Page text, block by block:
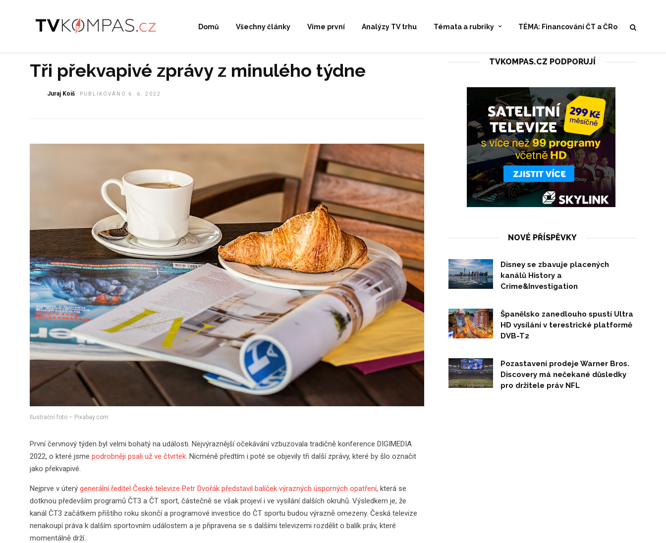
Domů Všechny články Víme první Analýzy TV trhu Témata a rubriky TÉMA: Financování ČT a ČRo
Tři překvapivé zprávy z minulého týdne
Juraj Koiš PUBLIKOVÁNO 6. 6. 2022
Ilustrační foto – Pixabay.com
První červnový týden byl velmi bohatý na události. Nejvýraznější očekávání vzbuzovala tradičně konference DIGIMEDIA
2022, o které jsme podrobněji psali už ve čtvrtek. Nicméně předtím i poté se objevily tři další zprávy, které by šlo označit
jako překvapivé.
Nejprve v úterý generální ředitel České televize Petr Dvořák představil balíček výrazných úsporných opatření, která se
dotknou především programů ČT3 a ČT sport, částečně se však projeví i ve vysílání dalších okruhů. Výsledkem je, že
kanál ČT3 začátkem příštího roku skončí a programové investice do ČT sportu budou výrazně omezeny. Česká televize
nenakoupí práva k dalším sportovním událostem a je připravena se s dalšími televizemi rozdělit o balík práv, které
momentálně drží.
TVKOMPAS.CZ PODPORUJÍ
NOVÉ PŘÍSPĚVKY
Disney se zbavuje placených
kanálů History a
Crime&Investigation
Španělsko zanedlouho spustí Ultra
HD vysílání v terestrické platformě
DVB-T2
Pozastavení prodeje Warner Bros.
Discovery má nečekané důsledky
pro držitele práv NFL